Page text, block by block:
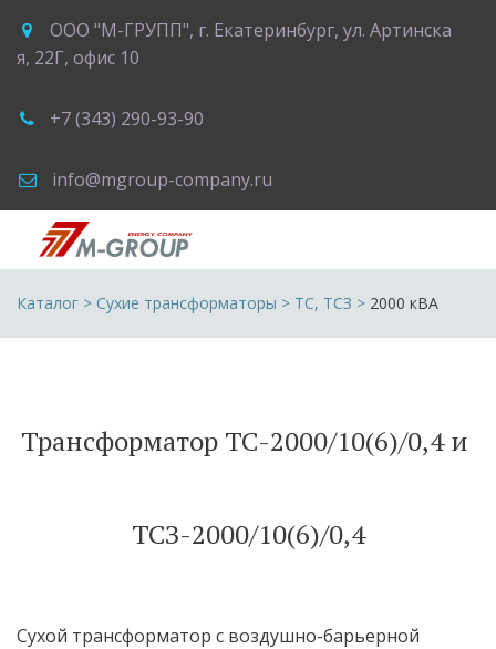
ООО "М-ГРУПП", г. Екатеринбург, ул. Артинска
я, 22Г, офис 10
+7 (343) 290-93-90
info@mgroup-company.ru
Каталог > Сухие трансформаторы > ТС, ТСЗ > 2000 кВА
Трансформатор ТС-2000/10(6)/0,4 и
ТСЗ-2000/10(6)/0,4
Сухой трансформатор с воздушно-барьерной